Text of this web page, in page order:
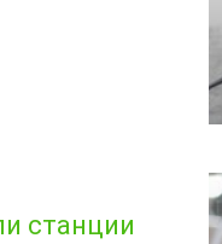
станции